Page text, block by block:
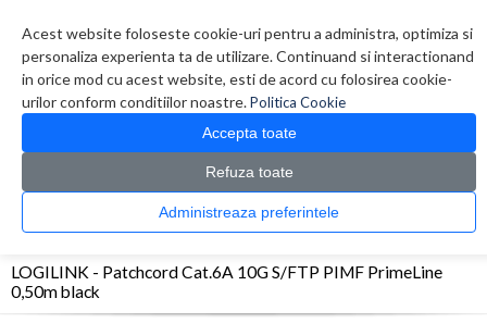
Acest website foloseste cookie-uri pentru a administra, optimiza si
personaliza experienta ta de utilizare. Continuand si interactionand
in orice mod cu acest website, esti de acord cu folosirea cookie-
urilor conform conditiilor noastre.Politica Cookie
Accepta toate
Refuza toate
Administreaza preferintele
0 produs(e)
CATALOG PRODUSE
> Cabluri > LOGILINK - Patchcord Cat.6A 10G S/FTP PIMF
LOGILINK - Patchcord Cat.6A 10G S/FTP PIMF PrimeLine
0,50m black